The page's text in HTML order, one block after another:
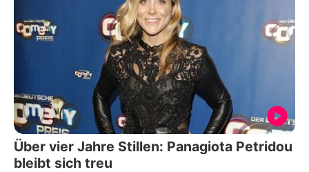
Über vier Jahre Stillen: Panagiota Petridou
bleibt sich treu